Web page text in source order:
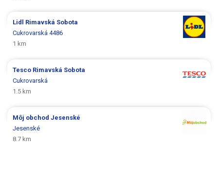
Lidl Rimavská Sobota
Cukrovarská 4486
1 km
Tesco Rimavská Sobota
Cukrovarská
1.5 km
Môj obchodJesenské
Jesenské
8.7 km